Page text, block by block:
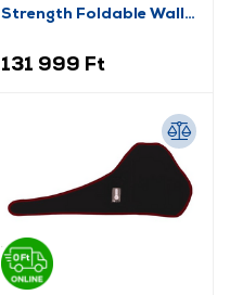
Strength Foldable Wall
131 999 Ft